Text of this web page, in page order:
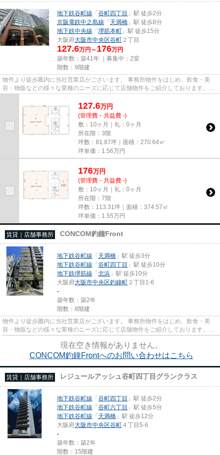
地下鉄谷町線 「谷町四丁目 」駅 徒歩2分
京阪電鉄中之島線 「天満橋 」駅 徒歩8分
地下鉄中央線 「堺筋本町 」駅 徒歩15分
大阪府大阪市中央区谷町 ２丁目
127.6万円～ 176万円
築年数：築41年 ｜募集中： 2室
階数：9階建
物件より徒歩圏内に当社営業店がございます。 事務所物件をはじめ、飲食・美
容・物販などの様々な業種のニーズに応じて店舗物件をご紹介しております。
尚、弊社ではおとり広告は一切...
127.6万円
(管理費・共益費 -)
敷：10ヶ月｜礼：0ヶ月
所在階：3階
坪数：81.87坪｜面積：270.64㎡
坪単価： 1.56万円
176万円
(管理費・共益費 -)
敷：10ヶ月｜礼：0ヶ月
所在階：7階
坪数：113.31坪｜面積：374.57㎡
坪単価： 1.55万円
賃貸｜店舗事務所 CONCOM釣鐘Front
地下鉄谷町線 「天満橋 」駅 徒歩3分
地下鉄谷町線 「谷町四丁目 」駅 徒歩10分
地下鉄堺筋線 「北浜 」駅 徒歩10分
大阪府大阪市中央区釣鐘町 ２丁目1-6
-
築年数：築2年
階数：8階建
物件より徒歩圏内に当社営業店がございます。 事務所物件をはじめ、飲食・美
容・物販などの様々な業種のニーズに応じて店舗物件をご紹介しております。
尚、弊社ではおとり広告は一切...
現在空き情報がありません。
CONCOM釣鐘Frontへのお問い合わせはこちら
賃貸｜店舗事務所 レジュールアッシュ谷町四丁目グランクラス
地下鉄谷町線 「谷町四丁目 」駅 徒歩2分
地下鉄谷町線 「谷町六丁目 」駅 徒歩5分
地下鉄谷町線 「天満橋 」駅 徒歩12分
大阪府大阪市中央区谷町 ４丁目5-6
-
築年数：築2年
階数：15階建